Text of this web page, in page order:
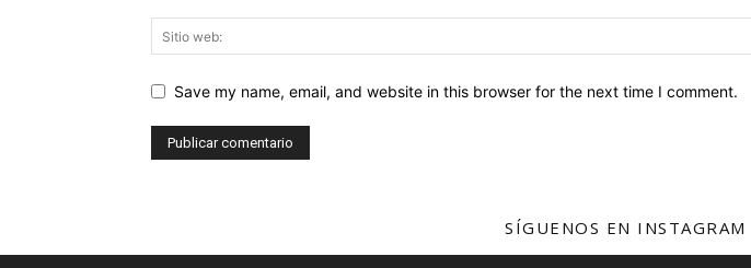
Save my name, email, and website in this browser for the next time I comment.
SÍGUENOS EN INSTAGRAM